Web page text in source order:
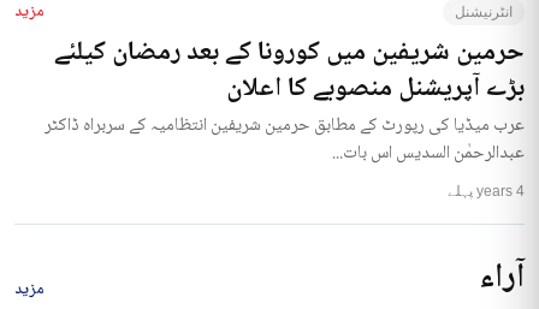
انٹرنیشنل مزید
حرمین شریفین میں کورونا کے بعد رمضان کیلئے
بڑے آپریشنل منصوبے کا اعلان
عرب میڈیا کی رپورٹ کے مطابق حرمین شریفین انتظامیہ کے سربراہ ڈاکٹر
عبدالرحمٰن السدیس اس بات...
4 years پہلے
آراء مزید